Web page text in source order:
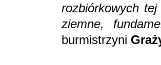
rozbiórkowych
ziemne,
burmistrzyni